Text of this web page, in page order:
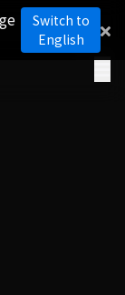
Switch to
English